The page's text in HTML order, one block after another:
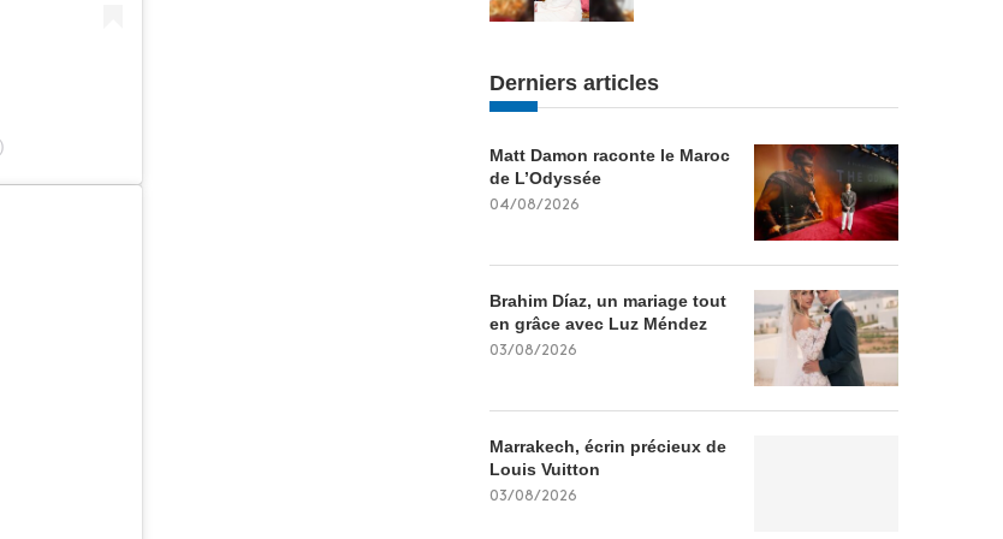
Derniers articles
Matt Damon raconte le Maroc
de L’Odyssée
04/08/2026
Brahim Díaz, un mariage tout
en grâce avec Luz Méndez
03/08/2026
Marrakech, écrin précieux de
Louis Vuitton
03/08/2026